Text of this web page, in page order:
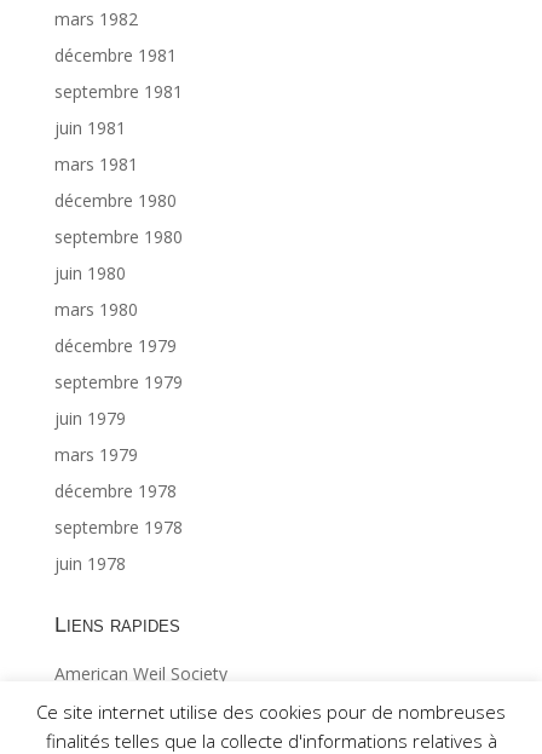
mars 1982
décembre 1981
septembre 1981
juin 1981
mars 1981
décembre 1980
septembre 1980
juin 1980
mars 1980
décembre 1979
septembre 1979
juin 1979
mars 1979
décembre 1978
septembre 1978
juin 1978
Liens rapides
American Weil Society
Index général ©Gabriël MAES 1/2
Index général ©Gabriël MAES 2/2
Ce site internet utilise des cookies pour de nombreuses
finalités telles que la collecte d'informations relatives à